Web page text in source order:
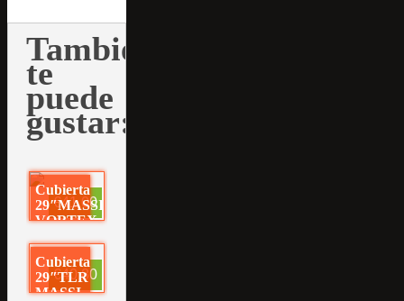
También
te
puede
gustar:
Cubierta
29″MASSI
VORTEX
COLOR
€41,00
Cubierta
29″TLR
MASSI
€40,80